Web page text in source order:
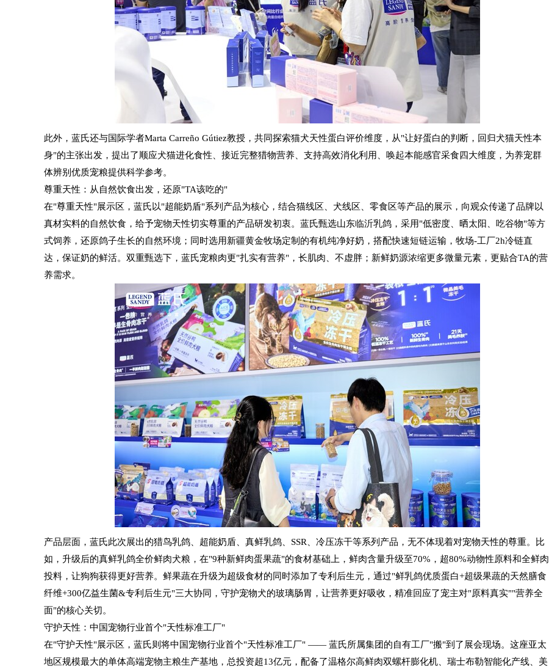
此外，蓝氏还与国际学者Marta Carreño Gútiez教授，共同探索猫犬天性蛋白评价维度，从"让好蛋白的判断，回归犬猫天性本
身"的主张出发，提出了顺应犬猫进化食性、接近完整猎物营养、支持高效消化利用、唤起本能感官采食四大维度，为养宠群
体辨别优质宠粮提供科学参考。
尊重天性：从自然饮食出发，还原"TA该吃的"
在"尊重天性"展示区，蓝氏以"超能奶盾"系列产品为核心，结合猫线区、犬线区、零食区等产品的展示，向观众传递了品牌以
真材实料的自然饮食，给予宠物天性切实尊重的产品研发初衷。蓝氏甄选山东临沂乳鸽，采用"低密度、晒太阳、吃谷物"等方
式饲养，还原鸽子生长的自然环境；同时选用新疆黄金牧场定制的有机纯净好奶，搭配快速短链运输，牧场-工厂2h冷链直
达，保证奶的鲜活。双重甄选下，蓝氏宠粮肉更"扎实有营养"，长肌肉、不虚胖；新鲜奶源浓缩更多微量元素，更贴合TA的营
养需求。
产品层面，蓝氏此次展出的猎鸟乳鸽、超能奶盾、真鲜乳鸽、SSR、冷压冻干等系列产品，无不体现着对宠物天性的尊重。比
如，升级后的真鲜乳鸽全价鲜肉犬粮，在"9种新鲜肉蛋果蔬"的食材基础上，鲜肉含量升级至70%，超80%动物性原料和全鲜肉
投料，让狗狗获得更好营养。鲜果蔬在升级为超级食材的同时添加了专利后生元，通过"鲜乳鸽优质蛋白+超级果蔬的天然膳食
纤维+300亿益生菌&专利后生元"三大协同，守护宠物犬的玻璃肠胃，让营养更好吸收，精准回应了宠主对"原料真实""营养全
面"的核心关切。
守护天性：中国宠物行业首个"天性标准工厂"
在"守护天性"展示区，蓝氏则将中国宠物行业首个"天性标准工厂" —— 蓝氏所属集团的自有工厂"搬"到了展会现场。这座亚太
地区规模最大的单体高端宠物主粮生产基地，总投资超13亿元，配备了温格尔高鲜肉双螺杆膨化机、瑞士布勒智能化产线、美